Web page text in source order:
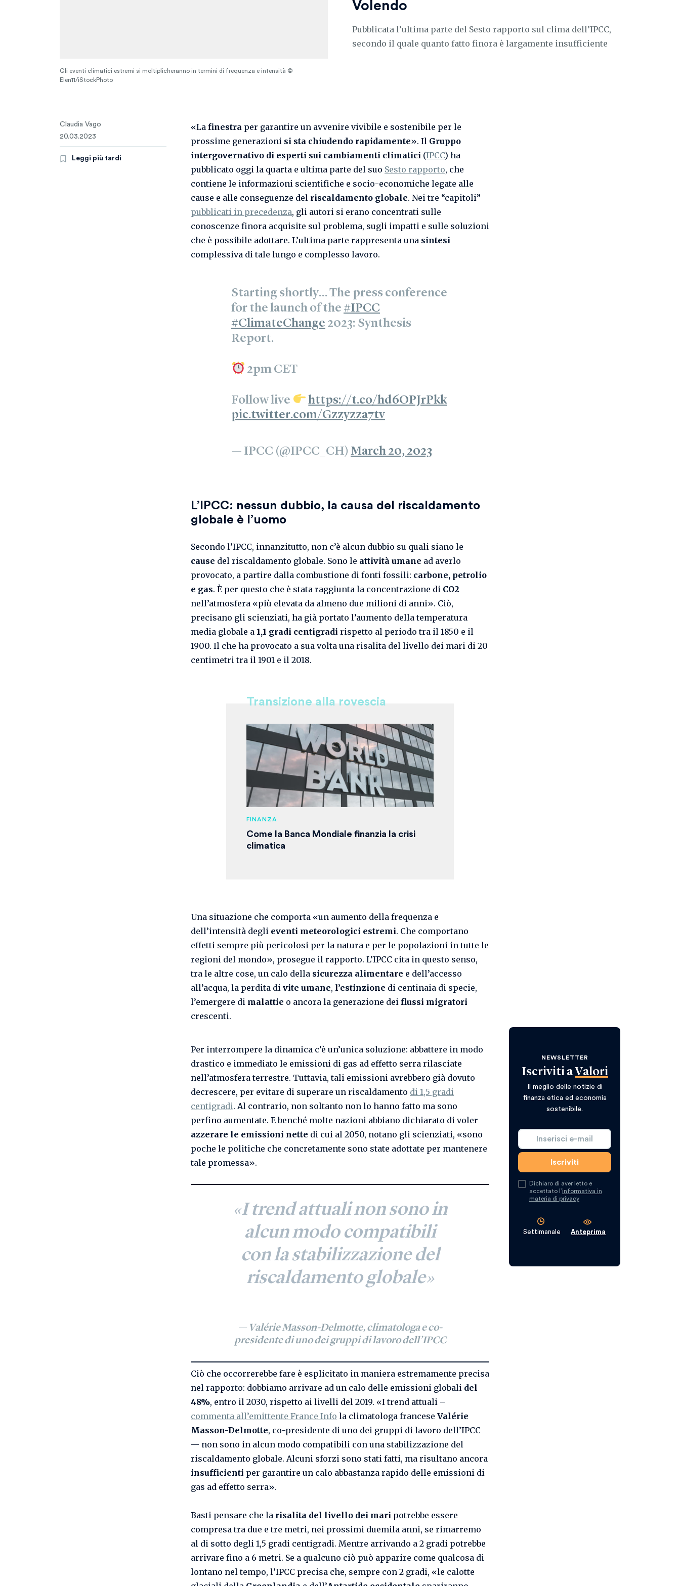
Volendo
Pubblicata l’ultima parte del Sesto rapporto sul clima dell’IPCC,
secondo il quale quanto fatto finora è largamente insufficiente
Gli eventi climatici estremi si moltiplicheranno in termini di frequenza e intensità ©
Elen11/iStockPhoto
Claudia Vago
20.03.2023
Leggi più tardi
«La finestra per garantire un avvenire vivibile e sostenibile per le
prossime generazioni si sta chiudendo rapidamente». Il Gruppo
intergovernativo di esperti sui cambiamenti climatici (IPCC) ha
pubblicato oggi la quarta e ultima parte del suo Sesto rapporto, che
contiene le informazioni scientifiche e socio-economiche legate alle
cause e alle conseguenze del riscaldamento globale. Nei tre “capitoli”
pubblicati in precedenza, gli autori si erano concentrati sulle
conoscenze finora acquisite sul problema, sugli impatti e sulle soluzioni
che è possibile adottare. L’ultima parte rappresenta una sintesi
complessiva di tale lungo e complesso lavoro.
Starting shortly… The press conference
for the launch of the #IPCC
#ClimateChange 2023: Synthesis
Report.
2pm CET
Follow live
https://t.co/hd6OPJrPkk
pic.twitter.com/Gzzyzza7tv
— IPCC (@IPCC_CH) March 20, 2023
L’IPCC: nessun dubbio, la causa del riscaldamento
globale è l’uomo
Secondo l’IPCC, innanzitutto, non c’è alcun dubbio su quali siano le
cause del riscaldamento globale. Sono le attività umane ad averlo
provocato, a partire dalla combustione di fonti fossili: carbone, petrolio
e gas. È per questo che è stata raggiunta la concentrazione di CO2
nell’atmosfera «più elevata da almeno due milioni di anni». Ciò,
precisano gli scienziati, ha già portato l’aumento della temperatura
media globale a 1,1 gradi centigradi rispetto al periodo tra il 1850 e il
1900. Il che ha provocato a sua volta una risalita del livello dei mari di 20
centimetri tra il 1901 e il 2018.
Transizione alla rovescia
FINANZA
Come la Banca Mondiale finanzia la crisi
climatica
Una situazione che comporta «un aumento della frequenza e
dell’intensità degli eventi meteorologici estremi. Che comportano
effetti sempre più pericolosi per la natura e per le popolazioni in tutte le
regioni del mondo», prosegue il rapporto. L’IPCC cita in questo senso,
tra le altre cose, un calo della sicurezza alimentare e dell’accesso
all’acqua, la perdita di vite umane, l’estinzione di centinaia di specie,
l’emergere di malattie o ancora la generazione dei flussi migratori
crescenti.
NEWSLETTER
Iscriviti a Valori
Il meglio delle notizie di
finanza etica ed economia
sostenibile.
Dichiaro di aver letto e
accettato l’informativa in
materia di privacy
Settimanale Anteprima
Per interrompere la dinamica c’è un’unica soluzione: abbattere in modo
drastico e immediato le emissioni di gas ad effetto serra rilasciate
nell’atmosfera terrestre. Tuttavia, tali emissioni avrebbero già dovuto
decrescere, per evitare di superare un riscaldamento di 1,5 gradi
centigradi. Al contrario, non soltanto non lo hanno fatto ma sono
perfino aumentate. E benché molte nazioni abbiano dichiarato di voler
azzerare le emissioni nette di cui al 2050, notano gli scienziati, «sono
poche le politiche che concretamente sono state adottate per mantenere
tale promessa».
«I trend attuali non sono in
alcun modo compatibili
con la stabilizzazione del
riscaldamento globale»
— Valérie Masson-Delmotte, climatologa e co-
presidente di uno dei gruppi di lavoro dell’IPCC
Ciò che occorrerebbe fare è esplicitato in maniera estremamente precisa
nel rapporto: dobbiamo arrivare ad un calo delle emissioni globali del
48%, entro il 2030, rispetto ai livelli del 2019. «I trend attuali –
commenta all’emittente France Info la climatologa francese Valérie
Masson-Delmotte, co-presidente di uno dei gruppi di lavoro dell’IPCC
— non sono in alcun modo compatibili con una stabilizzazione del
riscaldamento globale. Alcuni sforzi sono stati fatti, ma risultano ancora
insufficienti per garantire un calo abbastanza rapido delle emissioni di
gas ad effetto serra».
Basti pensare che la risalita del livello dei mari potrebbe essere
compresa tra due e tre metri, nei prossimi duemila anni, se rimarremo
al di sotto degli 1,5 gradi centigradi. Mentre arrivando a 2 gradi potrebbe
arrivare fino a 6 metri. Se a qualcuno ciò può apparire come qualcosa di
lontano nel tempo, l’IPCC precisa che, sempre con 2 gradi, «le calotte